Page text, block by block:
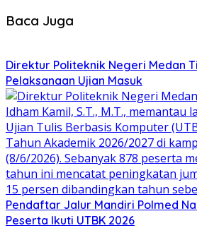
Baca Juga
Direktur Politeknik Negeri Medan
Pelaksanaan Ujian Masuk
Pendaftar Jalur Mandiri Polmed
Peserta Ikuti UTBK 2026